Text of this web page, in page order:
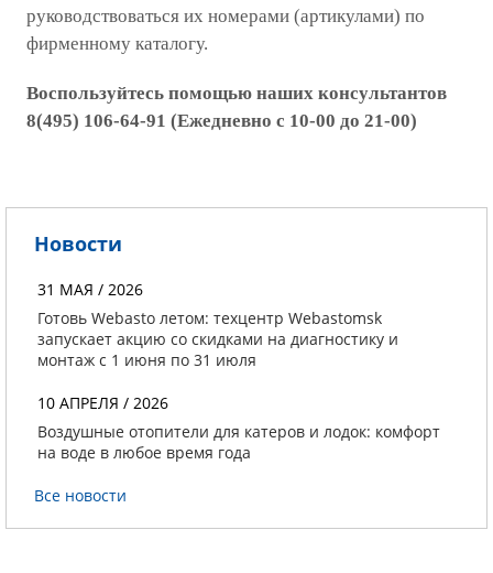
руководствоваться их номерами (артикулами) по
фирменному каталогу.
Воспользуйтесь помощью наших консультантов
8(495) 106-64-91 (Ежедневно с 10-00 до 21-00)
Новости
31 МАЯ / 2026
Готовь Webasto летом: техцентр Webastomsk
запускает акцию со скидками на диагностику и
монтаж с 1 июня по 31 июля
10 АПРЕЛЯ / 2026
Воздушные отопители для катеров и лодок: комфорт
на воде в любое время года
Все новости